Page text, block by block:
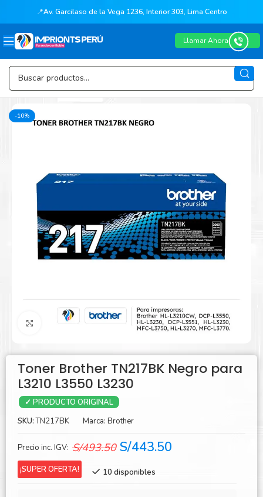
📍Av. Garcilaso de la Vega 1236, Interior 303, Lima Centro
Llamar Ahora
-10%
Agrandar
Toner Brother TN217BK Negro para
L3210 L3550 L3230
✓ PRODUCTO ORIGINAL
SKU:TN217BK Marca: Brother
Precio inc. IGV: S/493.50 El
original
S/443.50
¡SUPER OFERTA! 10 disponibles